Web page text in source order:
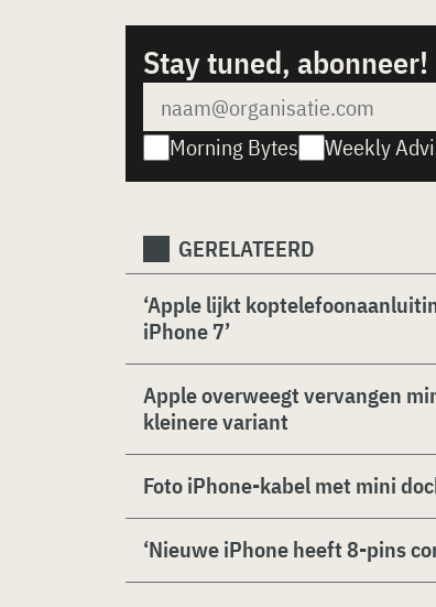
Stay tuned, abonneer!
Morning Bytes Weekly
GERELATEERD
‘Apple lijkt
iPhone 7’
Apple overweegt vervangen
kleinere variant
Foto iPhone-kabel met mini
‘Nieuwe iPhone heeft 8-pins